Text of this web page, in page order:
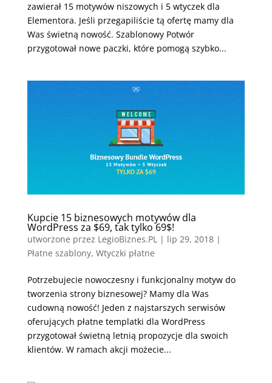
zawierał 15 motywów niszowych i 5 wtyczek dla
Elementora. Jeśli przegapiliście tą ofertę mamy dla
Was świetną nowość. Szablonowy Potwór
przygotował nowe paczki, które pomogą szybko...
Kupcie 15 biznesowych motywów dla
WordPress za $69, tak tylko 69$!
utworzone przez LegioBiznes.PL| lip 29, 2018|
Płatne szablony, Wtyczki płatne
Potrzebujecie nowoczesny i funkcjonalny motyw do
tworzenia strony biznesowej? Mamy dla Was
cudowną nowość! Jeden z najstarszych serwisów
oferujących płatne templatki dla WordPress
przygotował świetną letnią propozycje dla swoich
klientów. W ramach akcji możecie...